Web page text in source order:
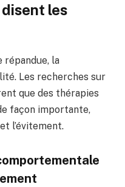
disent les
répandue, la
Les recherches sur
que des thérapies
façon importante,
l’évitement.